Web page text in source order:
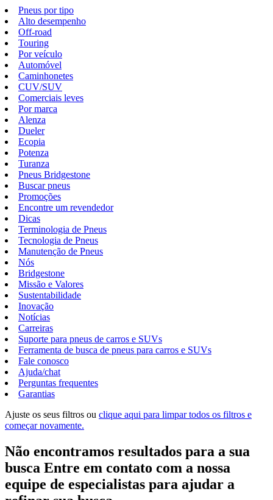
Pneus por tipo
Alto desempenho
Off-road
Touring
Por veículo
Automóvel
Caminhonetes
CUV/SUV
Comerciais leves
Por marca
Alenza
Dueler
Ecopia
Potenza
Turanza
Pneus Bridgestone
Buscar pneus
Promoções
Encontre um revendedor
Dicas
Terminologia de Pneus
Tecnologia de Pneus
Manutenção de Pneus
Nós
Bridgestone
Missão e Valores
Sustentabilidade
Inovação
Notícias
Carreiras
Suporte para pneus de carros e SUVs
Ferramenta de busca de pneus para carros e SUVs
Fale conosco
Ajuda/chat
Perguntas frequentes
Garantias
Ajuste os seus filtros ou clique aqui para limpar todos os filtros e
começar novamente.
Não encontramos resultados para a sua
busca Entre em contato com a nossa
equipe de especialistas para ajudar a